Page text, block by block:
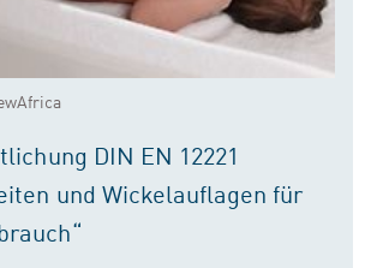
DIN EN 12221
und Wickelauflagen für